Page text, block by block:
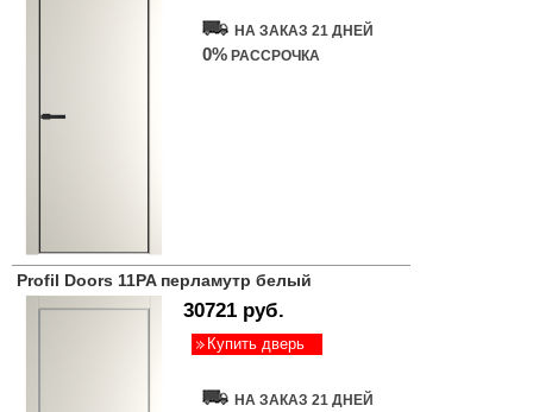
НА ЗАКАЗ 21 ДНЕЙ
0% РАССРОЧКА
Profil Doors 11PA перламутр белый
30721 руб.
Купить дверь
НА ЗАКАЗ 21 ДНЕЙ